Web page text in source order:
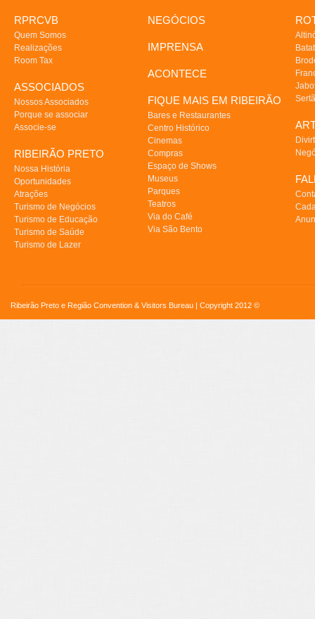
RPRCVB
Quem Somos
Realizações
Room Tax
ASSOCIADOS
Nossos Associados
Porque se associar
Associe-se
RIBEIRÃO PRETO
Nossa História
Oportunidades
Atrações
Turismo de Negócios
Turismo de Educação
Turismo de Saúde
Turismo de Lazer
NEGÓCIOS
IMPRENSA
ACONTECE
FIQUE MAIS EM RIBEIRÃO
Bares e Restaurantes
Centro Histórico
Cinemas
Compras
Espaço de Shows
Museus
Parques
Teatros
Via do Café
Via São Bento
Ribeirão Preto e Região Convention & Visitors Bureau | Copyright 2012 ©